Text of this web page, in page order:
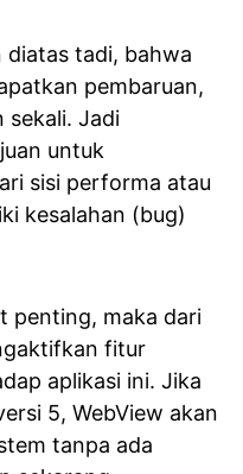
diatas tadi, bahwa
pembaruan,
sekali. Jadi
untuk
sisi performa atau
kesalahan (bug)
penting, maka dari
fitur
aplikasi ini. Jika
5, WebView akan
tanpa ada